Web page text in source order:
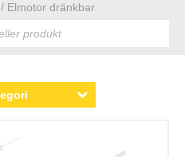
/ Elmotor dränkbar